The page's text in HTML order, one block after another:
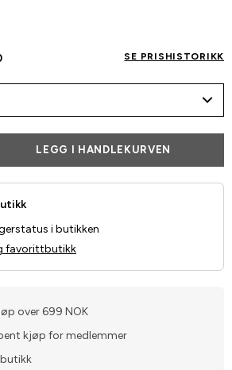
SE PRISHISTORIKK
LEGG I HANDLEKURVEN
i butikken
favorittbutikk
over 699 NOK
kjøp for medlemmer